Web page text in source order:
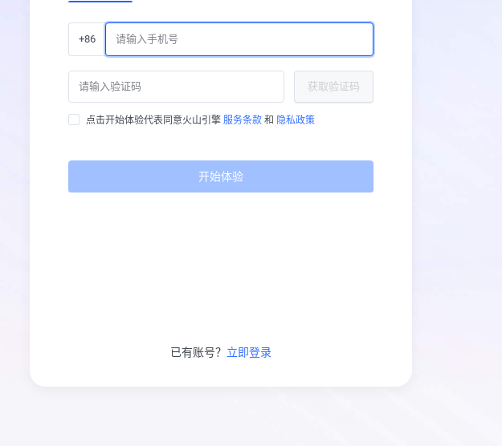
+86
获取验证码
点击开始体验代表同意火山引擎 服务条款 和 隐私政策
开始体验
已有账号？ 立即登录